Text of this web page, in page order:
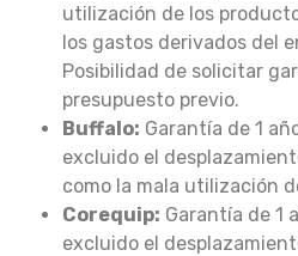
utilización de los
los gastos derivados del
Posibilidad de solicitar
presupuesto previo.
Buffalo: Garantía de 1
excluido el
como la mala utilización
Corequip: Garantía de 1
excluido el